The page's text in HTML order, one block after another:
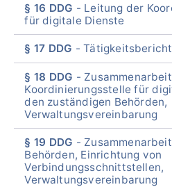
§ 16 DDG
Leitung der
für digitale Dienste
§ 17 DDG Tätigkeitsbericht
§ 18 DDG
Koordinierungsstelle für
den zuständigen Behörden,
Verwaltungsvereinbarung
§ 19 DDG
Behörden, Einrichtung von
Verbindungsschnittstellen,
Verwaltungsvereinbarung